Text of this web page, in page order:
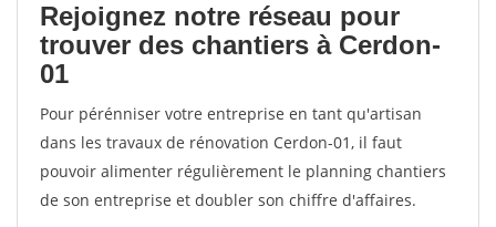
Rejoignez notre réseau pour
trouver des chantiers à Cerdon-
01
Pour pérénniser votre entreprise en tant qu'artisan
dans les travaux de rénovation Cerdon-01, il faut
pouvoir alimenter régulièrement le planning chantiers
de son entreprise et doubler son chiffre d'affaires.